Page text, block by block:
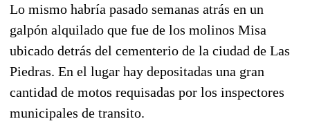
Lo mismo habría pasado semanas atrás en un
galpón alquilado que fue de los molinos Misa
ubicado detrás del cementerio de la ciudad de Las
Piedras. En el lugar hay depositadas una gran
cantidad de motos requisadas por los inspectores
municipales de transito.